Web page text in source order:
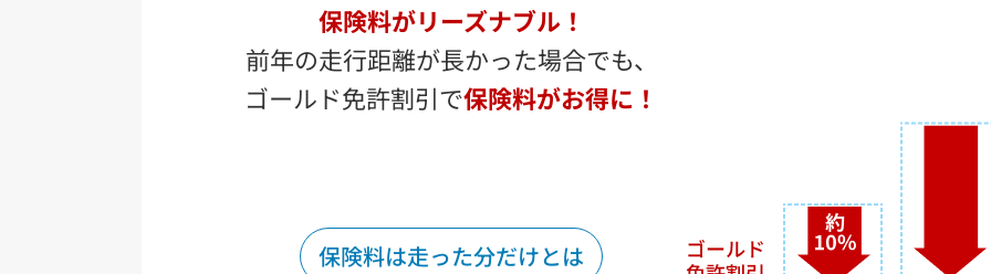
保険料がリーズナブル！
前年の走行距離が長かった場合でも、
ゴールド免許割引で保険料がお得に！
保険料は走った分だけとは